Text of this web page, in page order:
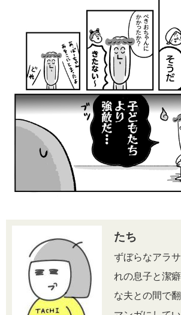
たち
ずぼらなアラ
れの息子と潔
な夫との間で